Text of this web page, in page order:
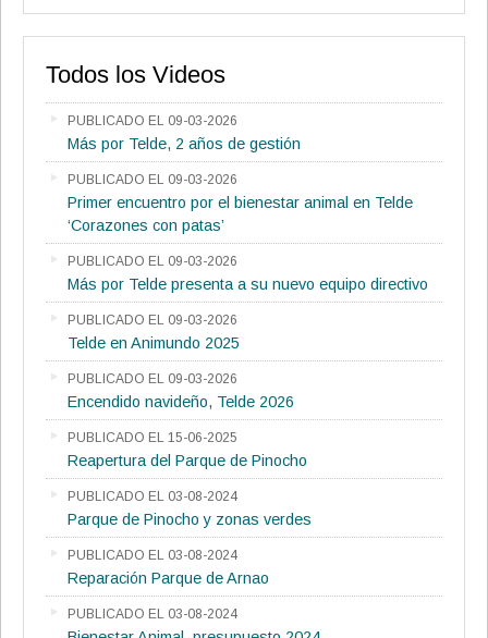
Todos los Videos
PUBLICADO EL 09-03-2026
Más por Telde, 2 años de gestión
PUBLICADO EL 09-03-2026
Primer encuentro por el bienestar animal en Telde
‘Corazones con patas’
PUBLICADO EL 09-03-2026
Más por Telde presenta a su nuevo equipo directivo
PUBLICADO EL 09-03-2026
Telde en Animundo 2025
PUBLICADO EL 09-03-2026
Encendido navideño, Telde 2026
PUBLICADO EL 15-06-2025
Reapertura del Parque de Pinocho
PUBLICADO EL 03-08-2024
Parque de Pinocho y zonas verdes
PUBLICADO EL 03-08-2024
Reparación Parque de Arnao
PUBLICADO EL 03-08-2024